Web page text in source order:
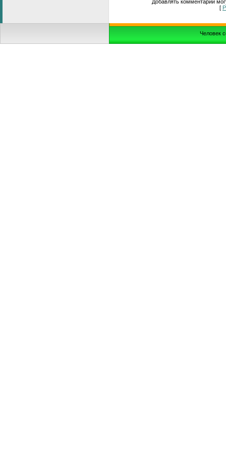
Добавлять комментарии
[
Человек